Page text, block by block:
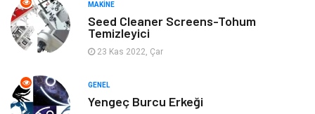
Gençlik & Eğlence
Mobilya
Evlilik Rehberi
MAKINE
Seed Cleaner Screens-Tohum
Temizleyici
23 Kas 2022, Çar
GENEL
Yengeç Burcu Erkeği